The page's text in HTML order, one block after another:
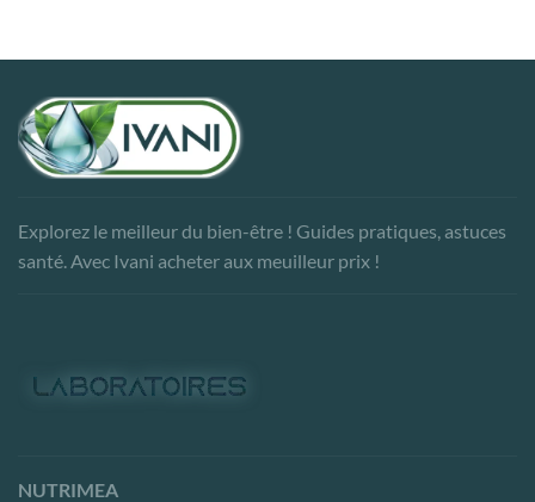
Explorez le meilleur du bien-être ! Guides pratiques, astuces
santé. Avec Ivani acheter aux meuilleur prix !
NUTRIMEA